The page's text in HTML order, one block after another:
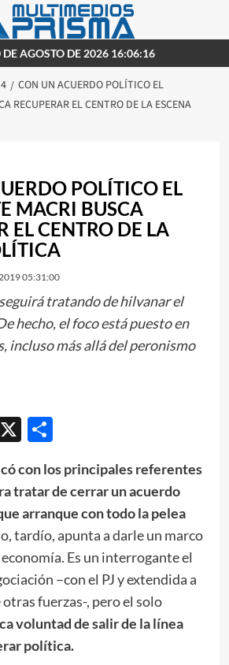
DE AGOSTO DE 2026 16:06:16
4
CON UN ACUERDO POLÍTICO EL
RECUPERAR EL CENTRO DE LA ESCENA
POLÍTICO EL
MACRI BUSCA
EL CENTRO DE LA
05:31:00
tratando de hilvanar el
hecho, el foco está puesto en
incluso más allá del peronismo
X Compartir
con los principales referentes
tratar de cerrar un acuerdo
arranque con todo la pelea
tardío, apunta a darle un marco
Es un interrogante el
–con el PJ y extendida a
fuerzas-, pero el solo
voluntad de salir de la línea
política.